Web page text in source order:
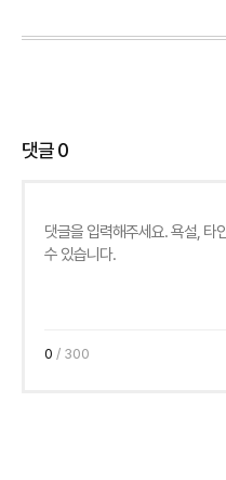
댓글0
0 / 300